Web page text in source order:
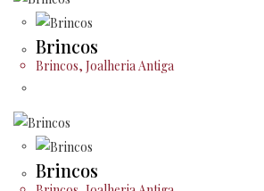
Brincos
Brincos, Joalheria Antiga
Brincos